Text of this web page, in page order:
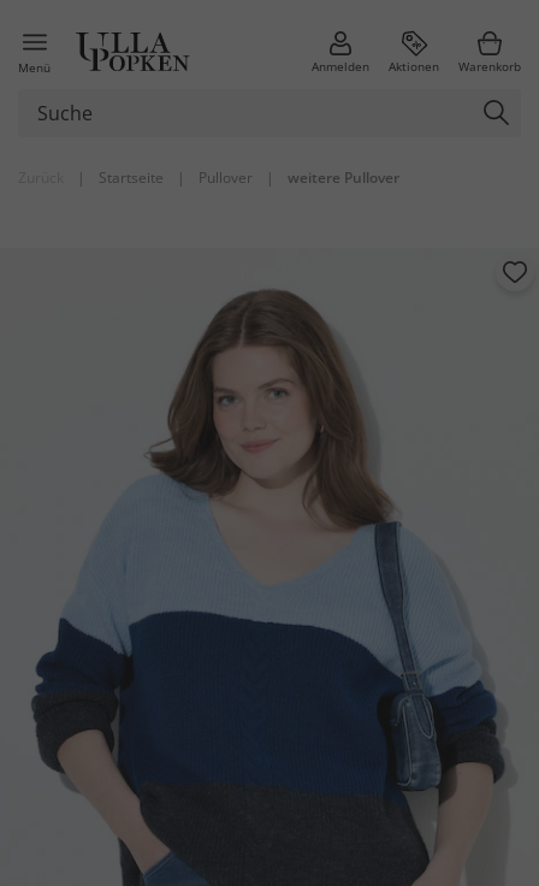
Menü Anmelden Aktionen Warenkorb
| Startseite | Pullover | weitere Pullover